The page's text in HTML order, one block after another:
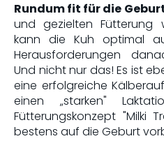
Rundum fit für die
und gezielten Fütterung
kann die Kuh optimal
Herausforderungen
Und nicht nur das! Es ist
eine erfolgreiche
einen „starken"
Fütterungskonzept "Milki
bestens auf die Geburt